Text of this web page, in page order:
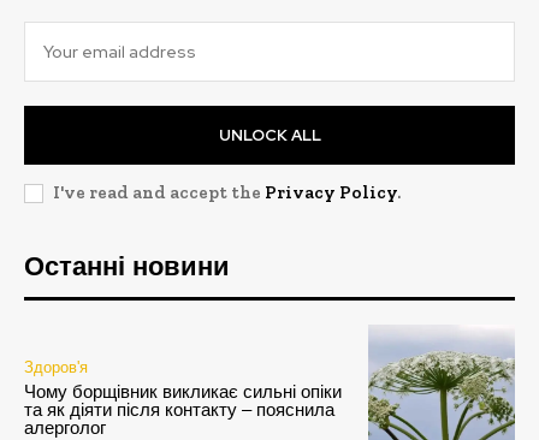
UNLOCK ALL
I've read and accept the Privacy Policy.
Останні новини
Здоров'я
Чому борщівник викликає сильні опіки
та як діяти після контакту – пояснила
алерголог